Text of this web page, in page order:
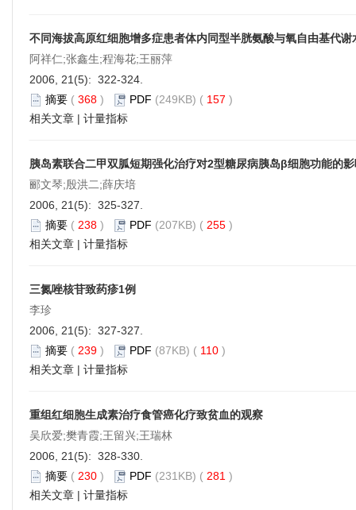
不同海拔高原红细胞增多症患者体内同型半胱氨酸与氧自由基代谢
阿祥仁;张鑫生;程海花;王丽萍
2006, 21(5): 322-324.
摘要 ( 368 ) PDF (249KB) ( 157 )
相关文章 | 计量指标
胰岛素联合二甲双胍短期强化治疗对2型糖尿病胰岛β细胞功能的
郦文琴;殷洪二;薛庆培
2006, 21(5): 325-327.
摘要 ( 238 ) PDF (207KB) ( 255 )
相关文章 | 计量指标
三氮唑核苷致药疹1例
李珍
2006, 21(5): 327-327.
摘要 ( 239 ) PDF (87KB) ( 110 )
相关文章 | 计量指标
重组红细胞生成素治疗食管癌化疗致贫血的观察
吴欣爱;樊青霞;王留兴;王瑞林
2006, 21(5): 328-330.
摘要 ( 230 ) PDF (231KB) ( 281 )
相关文章 | 计量指标